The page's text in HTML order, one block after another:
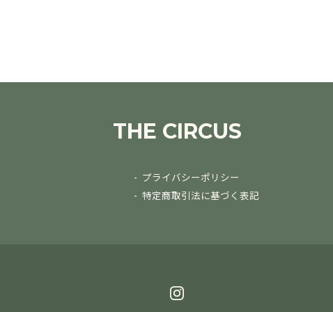
THE CIRCUS
プライバシーポリシー
特定商取引法に基づく表記